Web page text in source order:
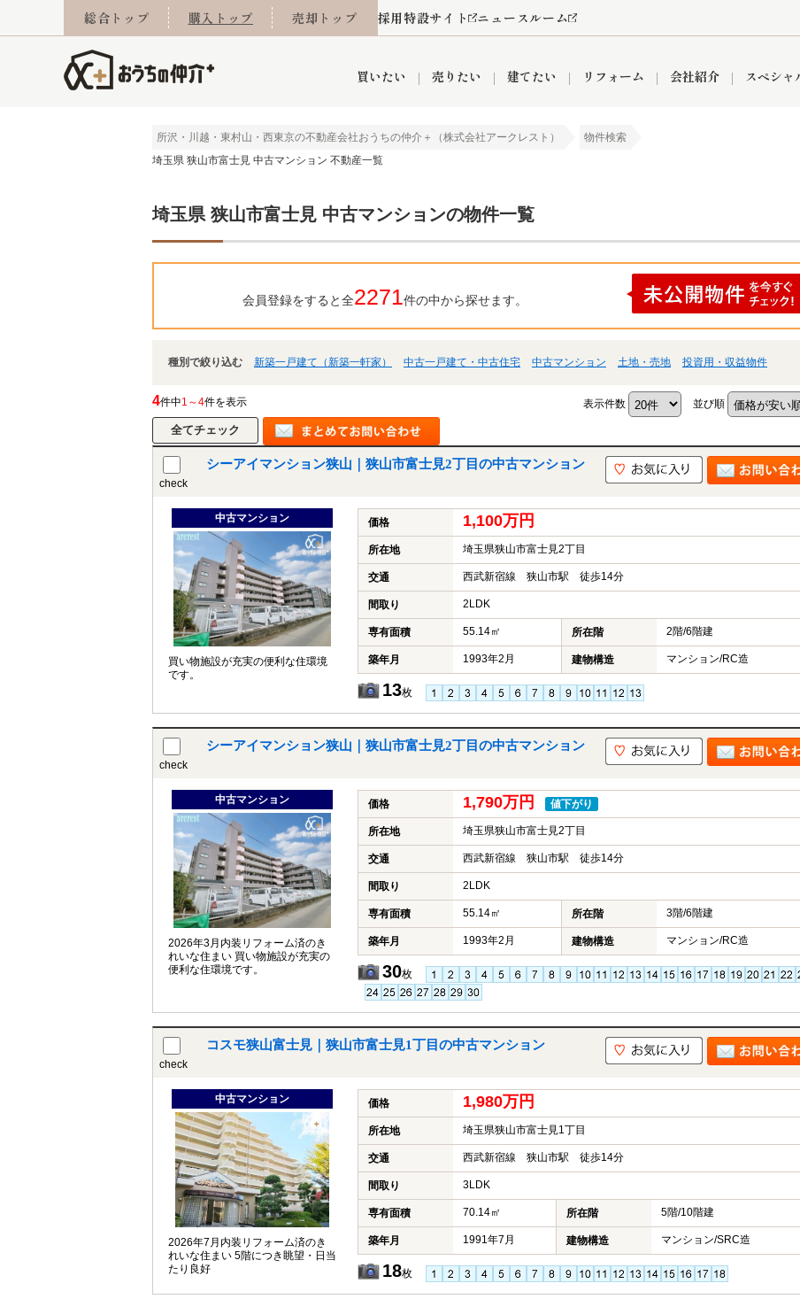
総合トップ 購入トップ 売却トップ 採用特設サイト ニュースルーム
買いたい
川越市 入間市 飯能市 狭山市 ふじみ野市 富士見市 志木市 新座市 朝霞市
売りたい 建てたい リフォーム 会社紹介
秋津営業所
スペシャ
所沢・川越・東村山・西東京の不動産会社おうちの仲介＋（株式会社アークレスト）
物件検索
埼玉県 狭山市富士見 中古マンション 不動産一覧
埼玉県 狭山市富士見 中古マンションの物件一覧
会員登録をすると全2271件の中から探せます。
種別で絞り込む 新築一戸建て（新築一軒家） 中古一戸建て・中古住宅 中古マンション 土地・売地 投資用・収益物件
4件中1～4件を表示 表示件数 並び順
check
シーアイマンション狭山｜狭山市富士見2丁目の中古マンション
中古マンション
買い物施設が充実の便利な住環境
です。
価格 1,100万円
所在地 埼玉県狭山市富士見2丁目
交通 西武新宿線 狭山市駅 徒歩14分
間取り 2LDK
専有面積 55.14㎡ 所在階 2階/6階建
築年月 1993年2月 建物構造 マンション/RC造
13枚
check
シーアイマンション狭山｜狭山市富士見2丁目の中古マンション
中古マンション
2026年3月内装リフォーム済のき
れいな住まい 買い物施設が充実の
便利な住環境です。
価格 1,790万円 値下がり
所在地 埼玉県狭山市富士見2丁目
交通 西武新宿線 狭山市駅 徒歩14分
間取り 2LDK
専有面積 55.14㎡ 所在階 3階/6階建
築年月 1993年2月 建物構造 マンション/RC造
30枚
check
コスモ狭山富士見｜狭山市富士見1丁目の中古マンション
中古マンション
2026年7月内装リフォーム済のき
れいな住まい 5階につき眺望・日当
たり良好
価格 1,980万円
所在地 埼玉県狭山市富士見1丁目
交通 西武新宿線 狭山市駅 徒歩14分
間取り 3LDK
専有面積 70.14㎡ 所在階 5階/10階建
築年月 1991年7月 建物構造 マンション/SRC造
18枚